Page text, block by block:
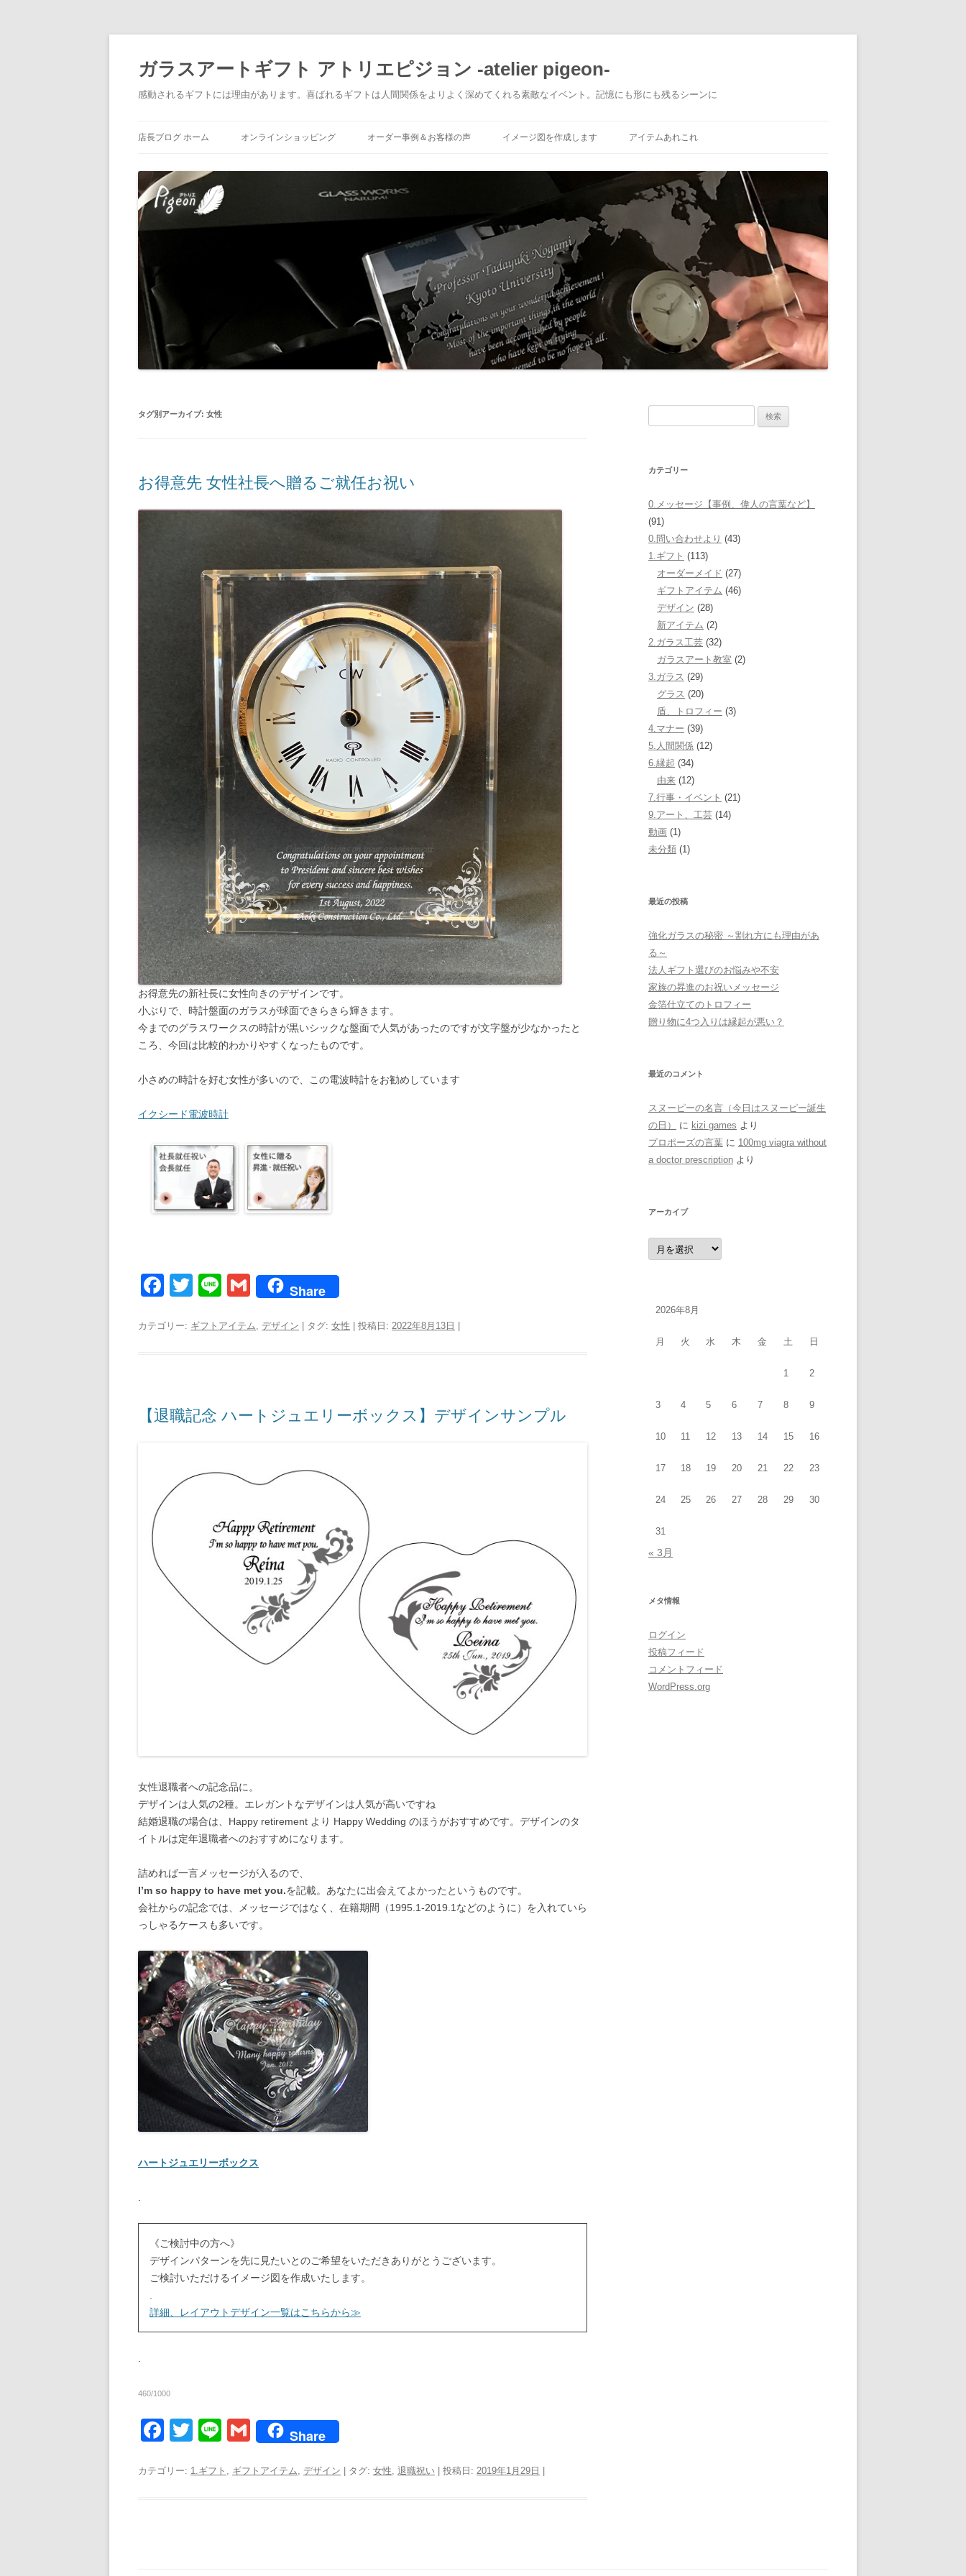
ガラスアートギフト アトリエピジョン -atelier pigeon-
感動されるギフトには理由があります。喜ばれるギフトは人間関係をよりよく深めてくれる素敵なイベント。記憶にも形にも残るシーンに
店長ブログ ホーム オンラインショッピング オーダー事例＆お客様の声 イメージ図を作成します アイテムあれこれ
タグ別アーカイブ: 女性
お得意先 女性社長へ贈るご就任お祝い
お得意先の新社長に女性向きのデザインです。
小ぶりで、時計盤面のガラスが球面できらきら輝きます。
今までのグラスワークスの時計が黒いシックな盤面で人気があったのですが文字盤が少なかったと
ころ、今回は比較的わかりやすくなったものです。
小さめの時計を好む女性が多いので、この電波時計をお勧めしています
イクシード電波時計
F
c
o
T
tt
Li
e
G
ail
Share
カテゴリー: ギフトアイテム デザイン | タグ: 女性 | 投稿日: 2022年8月13日 |
【退職記念 ハートジュエリーボックス】デザインサンプル
女性退職者への記念品に。
デザインは人気の2種。エレガントなデザインは人気が高いですね
結婚退職の場合は、Happy retirement より Happy Wedding のほうがおすすめです。デザインのタ
イトルは定年退職者へのおすすめになります。
詰めれば一言メッセージが入るので、
I’m so happy to have met you.を記載。あなたに出会えてよかったというものです。
会社からの記念では、メッセージではなく、在籍期間（1995.1-2019.1などのように）を入れていら
っしゃるケースも多いです。
ハートジュエリーボックス
《ご検討中の方へ》
デザインパターンを先に見たいとのご希望をいただきありがとうございます。
ご検討いただけるイメージ図を作成いたします。
詳細、レイアウトデザイン一覧はこちらから≫
460/1000
F
c
T
tt
Li
e
G
ail
Share
カテゴリー: 1.ギフト ギフトアイテム デザイン | タグ: 女性 退職祝い | 投稿日: 2019年1月29日 |
カテゴリー
0.メッセージ【事例、偉人の言葉など】
(91)
0.問い合わせより (43)
1.ギフト (113)
オーダーメイド (27)
ギフトアイテム (46)
デザイン (28)
新アイテム (2)
2.ガラス工芸 (32)
ガラスアート教室 (2)
3.ガラス (29)
グラス (20)
盾、トロフィー (3)
4.マナー (39)
5.人間関係 (12)
6.縁起 (34)
由来 (12)
7.行事・イベント (21)
9.アート、工芸 (14)
動画 (1)
未分類 (1)
最近の投稿
強化ガラスの秘密 ～割れ方にも理由があ
る～
法人ギフト選びのお悩みや不安
家族の昇進のお祝いメッセージ
金箔仕立てのトロフィー
贈り物に4つ入りは縁起が悪い？
最近のコメント
スヌーピーの名言（今日はスヌーピー誕生
の日）
に kizi games より
プロポーズの言葉 に 100mg viagra without
a doctor prescription より
アーカイブ
ア
ー
カ
2026年8月
月 火 水 木 金 土 日
1 2
3 4 5 6 7 8 9
10 11 12 13 14 15 16
17 18 19 20 21 22 23
24 25 26 27 28 29 30
31
« 3月
メタ情報
ログイン
投稿フィード
コメントフィード
WordPress.org